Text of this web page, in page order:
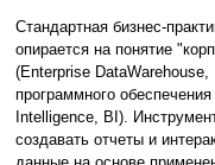
Стандартная бизнес-
опирается на понятие
(Enterprise
программного
Intelligence, BI).
создавать отчеты и